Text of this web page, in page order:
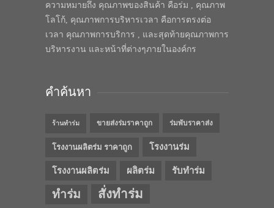
ความหมายถึง คุณภาพของสินค้า คือร่ม , คุณภาพ
โลโก้, คุณภาพการบริหารเวลา คือการตรงต่อ
เวลา คุณภาพการบริการ , และสุดท้ายคุณภาพการ
บริหารงาน และหน้าที่ต่างๆภายในองค์กร
คำค้นหา
ร้านทำร่ม ขายส่งร่มราคาถูก ร่มพับราคาส่ง
โรงงานผลิตร่ม ราคาถูก โรงงานร่ม
โรงงานผลิตร่ม ผลิตร่ม รับทำร่ม
ทำร่ม สั่งทำร่ม